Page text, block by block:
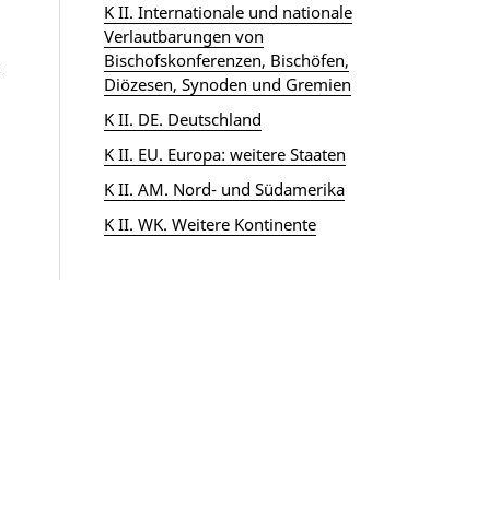
K II. Internationale und nationale
Verlautbarungen von
Bischofskonferenzen, Bischöfen,
Diözesen, Synoden und Gremien
K II. DE. Deutschland
K II. EU. Europa: weitere Staaten
K II. AM. Nord- und Südamerika
K II. WK. Weitere Kontinente